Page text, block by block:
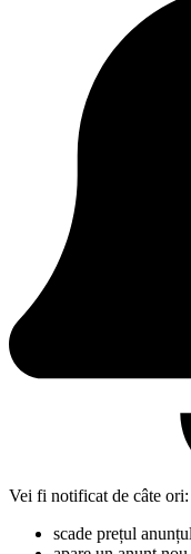
Vei fi notificat de câte ori:
scade prețul